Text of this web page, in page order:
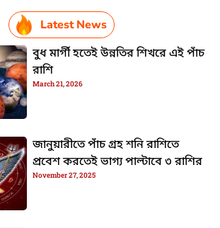
Latest News
বুধ মার্গী হতেই উন্নতির শিখরে এই পাঁচ
রাশি
March 21, 2026
জানুয়ারীতে পাঁচ গ্রহ শনি রাশিতে
প্রবেশ করতেই ভাগ্য পাল্টাবে ৩ রাশির
November 27, 2025